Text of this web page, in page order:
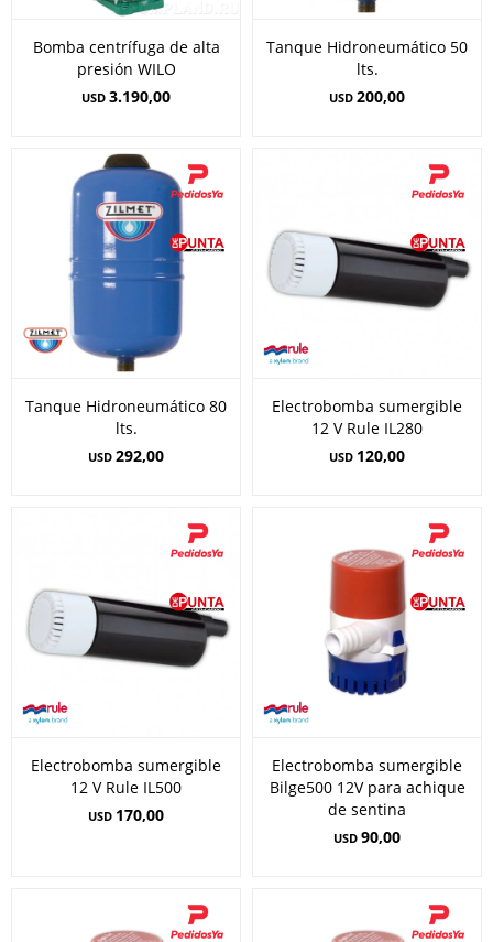
Bomba centrífuga de alta
presión WILO
USD 3.190,00
Tanque Hidroneumático 50
lts.
USD 200,00
Tanque Hidroneumático 80
lts.
USD 292,00
Electrobomba sumergible
12 V Rule IL280
USD 120,00
Electrobomba sumergible
12 V Rule IL500
USD 170,00
Electrobomba sumergible
Bilge500 12V para achique
de sentina
USD 90,00